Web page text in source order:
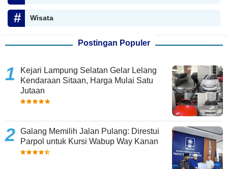
Wisata
Postingan Populer
Kejari Lampung Selatan Gelar Lelang
Kendaraan Sitaan, Harga Mulai Satu
Jutaan
Galang Memilih Jalan Pulang: Direstui
Parpol untuk Kursi Wabup Way Kanan